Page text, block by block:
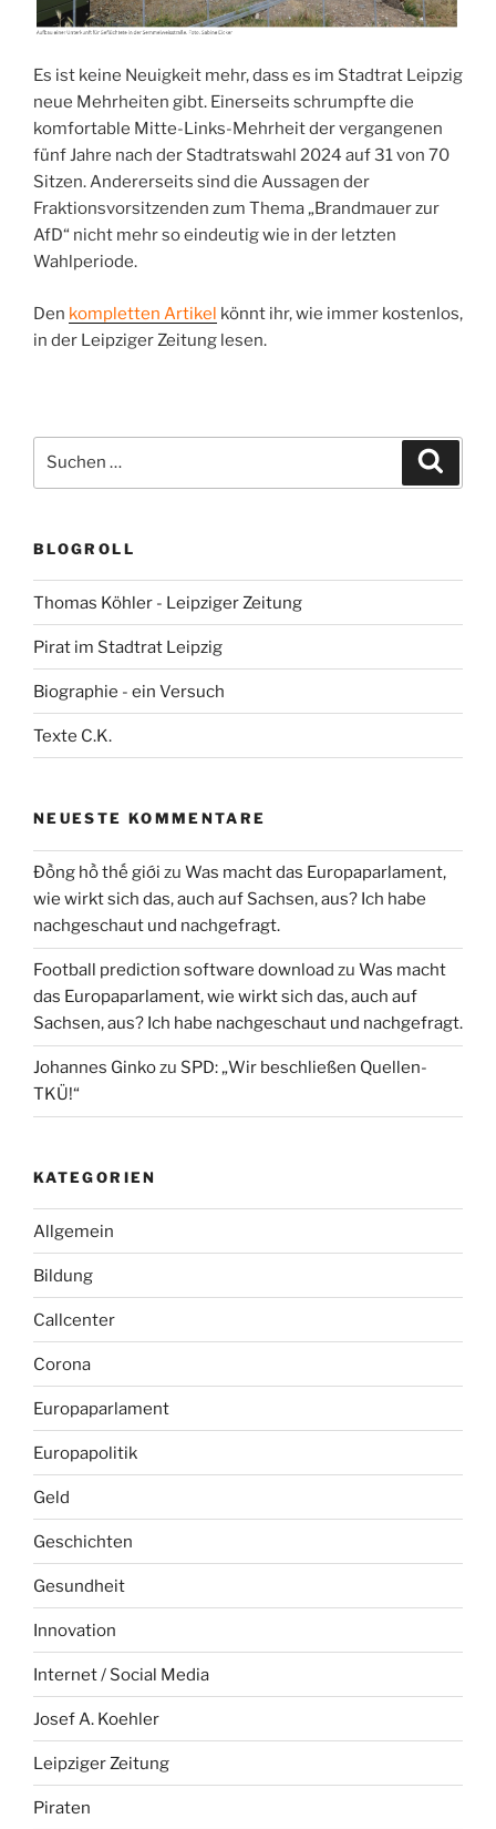
Es ist keine Neuigkeit mehr, dass es im Stadtrat Leipzig
neue Mehrheiten gibt. Einerseits schrumpfte die
komfortable Mitte-Links-Mehrheit der vergangenen
fünf Jahre nach der Stadtratswahl 2024 auf 31 von 70
Sitzen. Andererseits sind die Aussagen der
Fraktionsvorsitzenden zum Thema „Brandmauer zur
AfD“ nicht mehr so eindeutig wie in der letzten
Wahlperiode.
Den kompletten Artikel könnt ihr, wie immer kostenlos,
in der Leipziger Zeitung lesen.
nach:
BLOGROLL
Thomas Köhler - Leipziger Zeitung
Pirat im Stadtrat Leipzig
Biographie - ein Versuch
Texte C.K.
NEUESTE KOMMENTARE
Đồng hồ thế giới zu Was macht das Europaparlament,
wie wirkt sich das, auch auf Sachsen, aus? Ich habe
nachgeschaut und nachgefragt.
Football prediction software download zu Was macht
das Europaparlament, wie wirkt sich das, auch auf
Sachsen, aus? Ich habe nachgeschaut und nachgefragt.
Johannes Ginkozu SPD: „Wir beschließen Quellen-
TKÜ!“
KATEGORIEN
Allgemein
Bildung
Callcenter
Corona
Europaparlament
Europapolitik
Geld
Geschichten
Gesundheit
Innovation
Internet / Social Media
Josef A. Koehler
Leipziger Zeitung
Piraten